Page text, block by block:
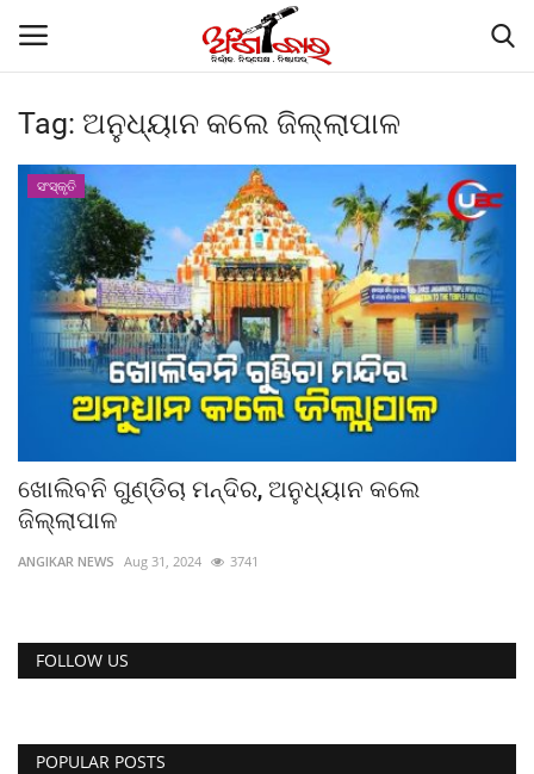
Home
ଗାଜା ଶାନ୍ତି ସମ୍ମିଳନୀରେ ମୋଦୀଙ୍କୁ ପ୍ରଶଂସା
କଲେ ଟ୍ରମ୍ପ
Contact
About
କାର୍ଟୁନ କର୍ଣ୍ଣର
Gallery
ରାଜନୀତି
ଜାତୀୟ ଖବର
ବିଶେଷ ଖବର
Tag: ଅନୁଧ୍ୟାନ କଲେ ଜିଲ୍ଲାପାଳ
ସଂସ୍କୃତି
ଖୋଲିବନି ଗୁଣ୍ଡିଚା ମନ୍ଦିର, ଅନୁଧ୍ୟାନ କଲେ
ଜିଲ୍ଲାପାଳ
ANGIKAR NEWS Aug 31, 2024 3741
FOLLOW US
POPULAR POSTS